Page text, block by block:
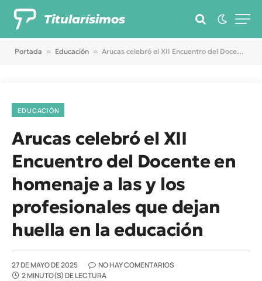
Titularísimos
Portada » Educación » Arucas celebró el XII Encuentro del Docente en homenaje a las y los profesionales que dejan huella en la educación
EDUCACIÓN
Arucas celebró el XII
Encuentro del Docente en
homenaje a las y los
profesionales que dejan
huella en la educación
27 DE MAYO DE 2025
NO HAY COMENTARIOS
2 MINUTO(S) DE LECTURA